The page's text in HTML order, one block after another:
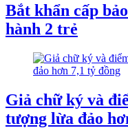
Bắt khẩn cấp
hành 2 trẻ
Giả chữ ký và
tượng lừa đảo